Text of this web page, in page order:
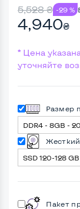
5,528₴ -29 %
4,940₴
* Цена
уточняйте
Размер
Жесткий
Пакет